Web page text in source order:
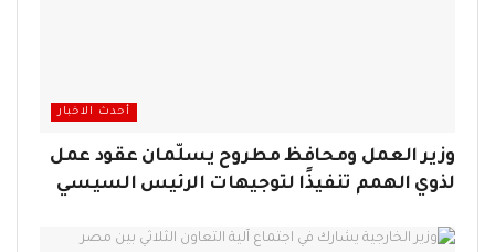
أحدث الاخبار
وزير العمل ومحافظ مطروح يسلّمان عقود عمل
لذوي الهمم تنفيذًا لتوجيهات الرئيس السيسي